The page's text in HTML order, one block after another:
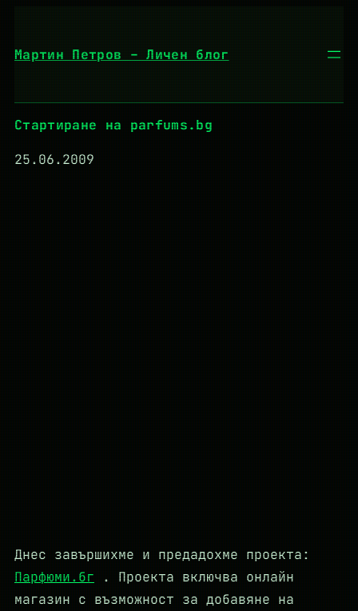
Мартин Петров – Личен блог
Стартиране на parfums.bg
25.06.2009
Днес завършихме и предадохме проекта:
Парфюми.бг . Проекта включва онлайн
магазин с възможност за добавяне на